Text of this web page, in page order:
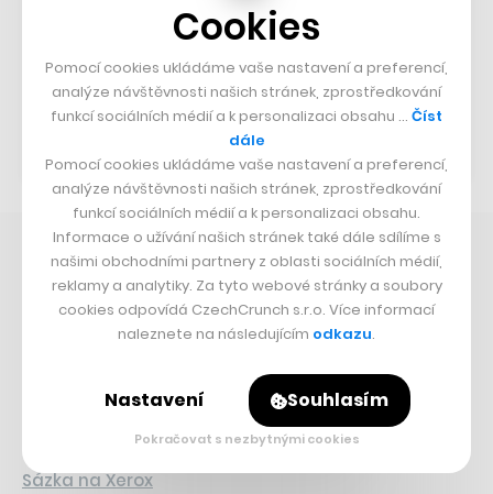
Web a sociální sítě:
Přejít na web
CO SE DĚJE V AI
Průšvih Anthtropicu
Nečekaný směr AI závodu
Sázka na Xerox
Cookies
Pomocí cookies ukládáme vaše nastavení a preferencí,
analýze návštěvnosti našich stránek, zprostředkování
funkcí sociálních médií a k personalizaci obsahu … Číst
dále
Pomocí cookies ukládáme vaše nastavení a preferencí,
analýze návštěvnosti našich stránek, zprostředkování
funkcí sociálních médií a k personalizaci obsahu.
Informace o užívání našich stránek také dále sdílíme s
našimi obchodními partnery z oblasti sociálních médií,
reklamy a analytiky. Za tyto webové stránky a soubory
cookies odpovídá CzechCrunch s.r.o. Více informací
naleznete na následujícím odkazu.
Nastavení Souhlasím
Pokračovat s nezbytnými cookies